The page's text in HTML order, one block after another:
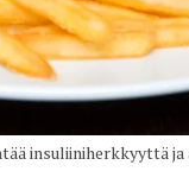
insuliiniherkkyyttä